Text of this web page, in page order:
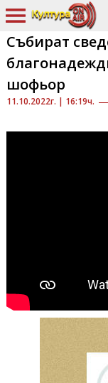
11.10.2022г. | 16:19ч.
Събират
шофьор